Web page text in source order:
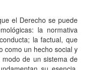
el Derecho se puede
la normativa
la factual, que
como un hecho social y
de un sistema de